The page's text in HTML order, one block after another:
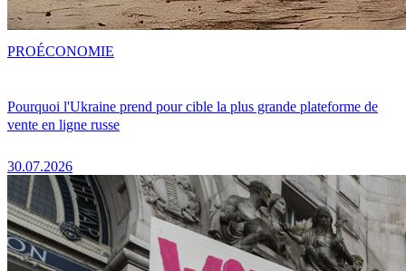
Pourquoi l'Ukraine prend pour cible la plus grande plateforme de
vente en ligne russe
30.07.2026
PROÉCONOMIE